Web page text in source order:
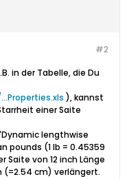
#2
in der Tabelle, die Du
), kannst
einer Saite
lengthwise
pounds (1 lb = 0.45359
Saite von 12 inch Länge
(=2.54 cm) verlängert.